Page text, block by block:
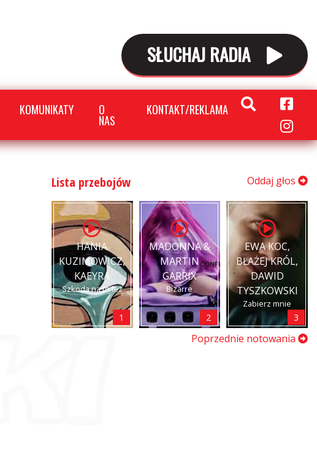
SŁUCHAJ RADIA
KOMUNIKATY O
NAS
KONTAKT/REKLAMA
Lista przebojów Oddaj głos
HANIA
KUZIMOWICZ,
KAEYRA
Szkoda na to łez
1
MADONNA &
MARTIN
GARRIX
Bizarre
2
EWA KOC,
BŁAŻEJ KRÓL,
DAWID
TYSZKOWSKI
Zabierz mnie
3
Poprzednie notowania